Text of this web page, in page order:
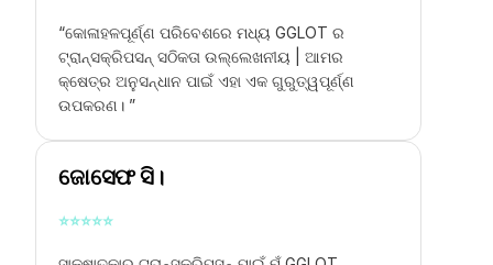
“କୋଳାହଳପୂର୍ଣ୍ଣ ପରିବେଶରେ ମଧ୍ୟ GGLOT ର
ଟ୍ରାନ୍ସକ୍ରିପସନ୍ ସଠିକତା ଉଲ୍ଲେଖନୀୟ | ଆମର
କ୍ଷେତ୍ର ଅନୁସନ୍ଧାନ ପାଇଁ ଏହା ଏକ ଗୁରୁତ୍ୱପୂର୍ଣ୍ଣ
ଉପକରଣ। ”
ଜୋସେଫ ସି।
⭐⭐⭐⭐⭐